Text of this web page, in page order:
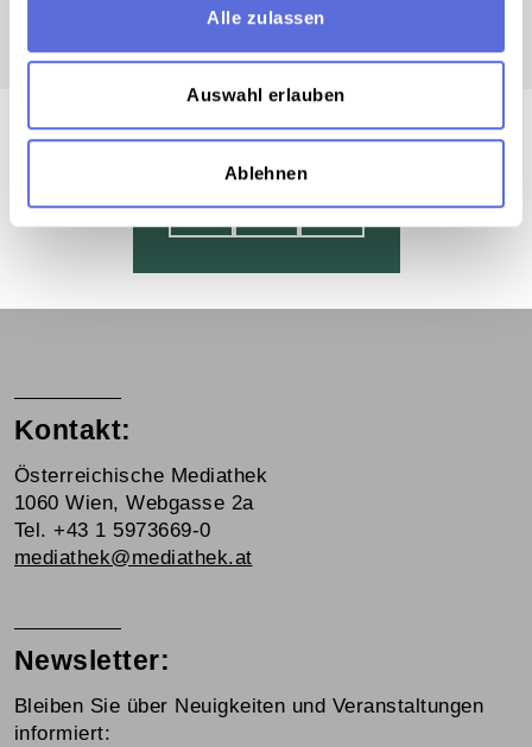
Alle zulassen
Auswahl erlauben
Ablehnen
Kontakt:
Österreichische Mediathek
1060 Wien, Webgasse 2a
Tel. +43 1 5973669-0
mediathek@mediathek.at
Newsletter:
Bleiben Sie über Neuigkeiten und Veranstaltungen
informiert: